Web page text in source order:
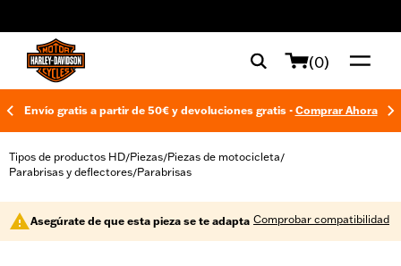
(0)
Envío gratis a partir de 50€ y devoluciones gratis - Comprar Ahora
Tipos de productos HD/Piezas/Piezas de motocicleta/
Parabrisas y deflectores/Parabrisas
Asegúrate de que esta pieza se te adapta Comprobar compatibilidad